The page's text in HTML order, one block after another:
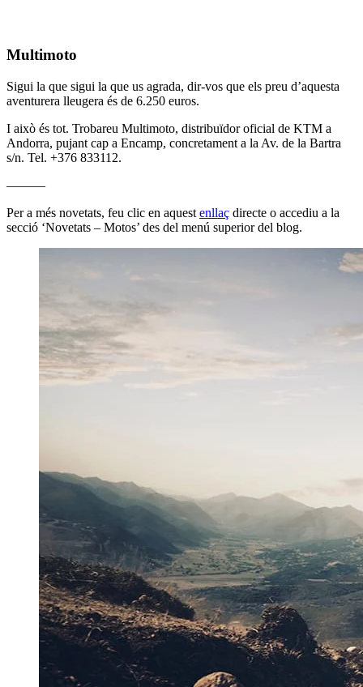
Multimoto
Sigui la que sigui la que us agrada, dir-vos que els preu d’aquesta
aventurera lleugera és de 6.250 euros.
I això és tot. Trobareu Multimoto, distribuïdor oficial de KTM a
Andorra, pujant cap a Encamp, concretament a la Av. de la Bartra
s/n. Tel. +376 833112.
———
Per a més novetats, feu clic en aquest enllaç directe o accediu a la
secció ‘Novetats – Motos’ des del menú superior del blog.